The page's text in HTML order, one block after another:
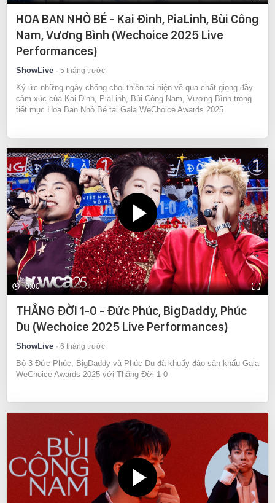
HOA BAN NHỎ BÉ - Kai Đinh, PiaLinh, Bùi Công
Nam, Vương Bình (Wechoice 2025 Live
Performances)
ShowLive 5 tháng trước
Ký ức những ngày chống chọi thiên tai hiện về qua chất giọng đầy
cảm xúc của Kai Đinh, PiaLinh, Bùi Công Nam, Vương Bình trong
tiết mục Hoa Ban Nhỏ Bé tại Gala WeChoice Awards 2025
0:00
THẮNG ĐỜI 1-0 - Đức Phúc, BigDaddy, Phúc
Du (Wechoice 2025 Live Performances)
ShowLive 6 tháng trước
Bộ 3 Đức Phúc, BigDaddy và Phúc Du đã khuấy đảo sân khấu Gala
WeChoice Awards 2025 với Thắng Đời 1-0